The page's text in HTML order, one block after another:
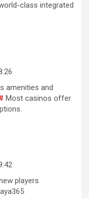
class integrated
amenities and
Most casinos offer
players